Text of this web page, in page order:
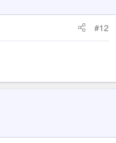
#12